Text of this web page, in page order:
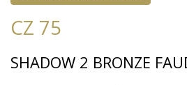
CZ 75
SHADOW 2 BRONZE